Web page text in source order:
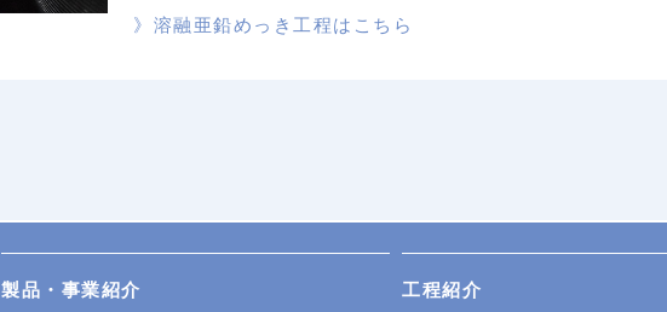
》溶融亜鉛めっき工程はこちら
製品・事業紹介 工程紹介